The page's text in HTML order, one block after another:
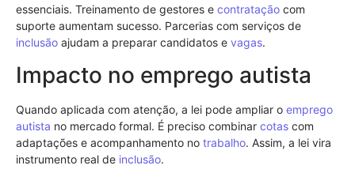
essenciais. Treinamento de gestores e contratação com
suporte aumentam sucesso. Parcerias com serviços de
inclusão ajudam a preparar candidatos e vagas.
Impacto no emprego autista
Quando aplicada com atenção, a lei pode ampliar o emprego
autista no mercado formal. É preciso combinar cotas com
adaptações e acompanhamento no trabalho. Assim, a lei vira
instrumento real de inclusão.